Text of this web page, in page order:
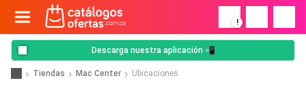
!
Descarga nuestra aplicación 📲
Tiendas Mac Center Ubicaciones